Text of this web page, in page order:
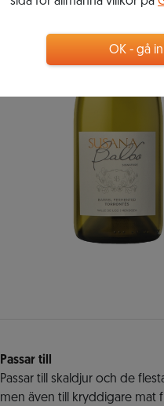
Passar till
Passar till skaldjur och de
men även till kryddigare mat
OK - gå